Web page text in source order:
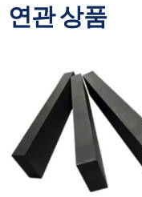
연관 상품